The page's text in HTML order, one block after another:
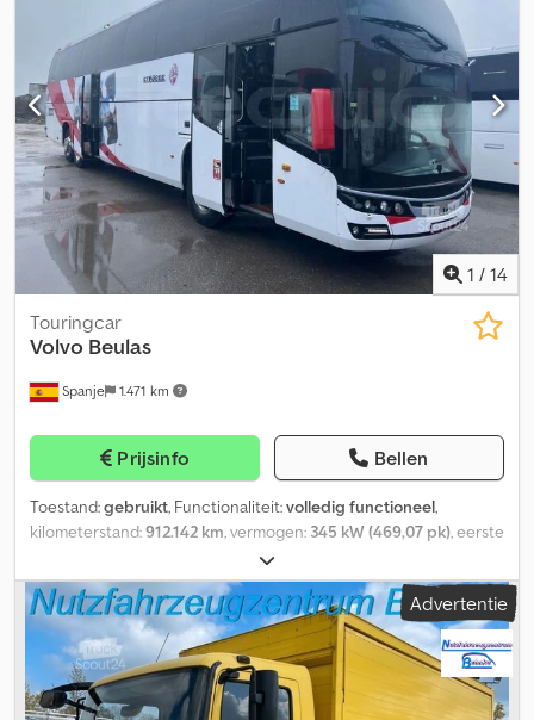
buitenzijde van de carrosserie aanwezig zijn. Er wordt op
gewezen dat de documenten van dit voertuig Spaans zijn;
daarom zijn, in geval van verkoop in Italië, de kosten voor
nationalisatie en registratie voor rekening van de koper. Het
voertuig is beschikbaar voor de prijs van Direct Kopen of u kunt
uw bod uitbrengen en een onderhandeling starten.
Chjdpfxoynmaxs Aqlea
1 / 14
Spanje 1.471 km
Touringcar
Volvo Beulas
Prijsinfo Bellen
Toestand:gebruikt, Functionaliteit:volledig functioneel,
kilometerstand:912.142 km, vermogen: 345 kW (469,07 pk), eerste
, brandstoftype:
emissieklasse:Euro 6, kleur:wit, bandenmaten:315/80 R22.5,
Bouwjaar:2015, machine-/voertuignummer:
YV3T2U820EA168583, Uitrusting:ABS, airconditioning,
badkamer, cruise control, Wij melden dat er zich stickers op de
buitenzijde van de carrosserie bevinden. Tevens geven wij aan
dat de documenten van dit voertuig Spaans zijn; bij verkoop in
Advertentie